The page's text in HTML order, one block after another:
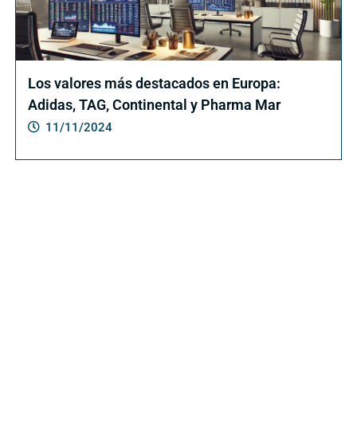
Los valores más destacados en Europa:
Adidas, TAG, Continental y Pharma Mar
11/11/2024